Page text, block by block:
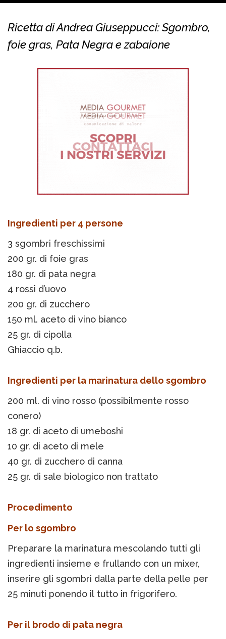
Ricetta di Andrea Giuseppucci: Sgombro,
foie gras, Pata Negra e zabaione
Ingredienti per 4 persone
3 sgombri freschissimi
200 gr. di foie gras
180 gr. di pata negra
4 rossi d’uovo
200 gr. di zucchero
150 ml. aceto di vino bianco
25 gr. di cipolla
Ghiaccio q.b.
Ingredienti per la marinatura dello sgombro
200 ml. di vino rosso (possibilmente rosso
conero)
18 gr. di aceto di umeboshi
10 gr. di aceto di mele
40 gr. di zucchero di canna
25 gr. di sale biologico non trattato
Procedimento
Per lo sgombro
Preparare la marinatura mescolando tutti gli
ingredienti insieme e frullando con un mixer,
inserire gli sgombri dalla parte della pelle per
25 minuti ponendo il tutto in frigorifero.
Per il brodo di pata negra